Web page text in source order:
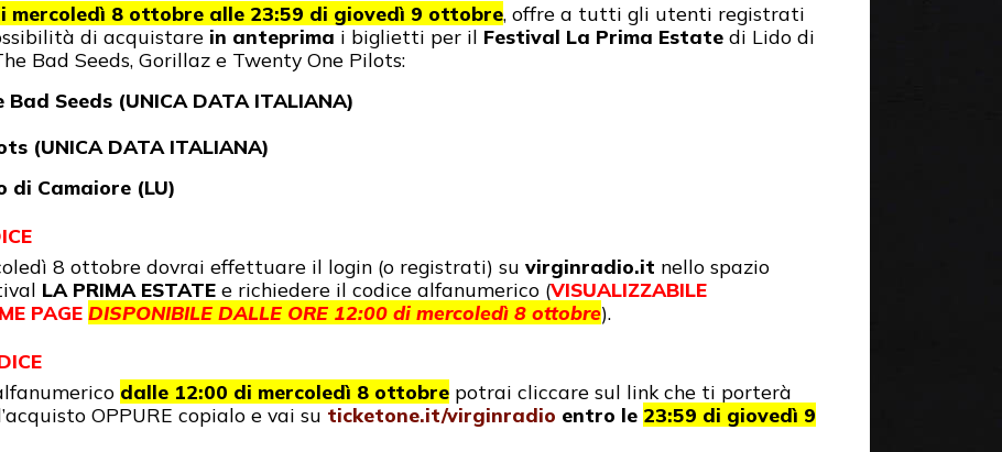
mercoledì 8 ottobre alle 23:59 di giovedì 9 ottobre, offre a tutti gli utenti registrati
di acquistare in anteprima i biglietti per il Festival La Prima Estate di Lido di
Bad Seeds, Gorillaz e Twenty One Pilots:
Seeds (UNICA DATA ITALIANA)
(UNICA DATA ITALIANA)
di Camaiore (LU)
8 ottobre dovrai effettuare il login (o registrati) su virginradio.it nello spazio
LA PRIMA ESTATE e richiedere il codice alfanumerico (VISUALIZZABILE
PAGE DISPONIBILE DALLE ORE 12:00 di mercoledì 8 ottobre).
dalle 12:00 di mercoledì 8 ottobre potrai cliccare sul link che ti porterà
OPPURE copialo e vai su ticketone.it/virginradio entro le 23:59 di giovedì 9